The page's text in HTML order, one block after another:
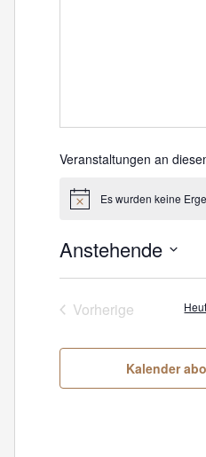
Veranstaltungen an
HinweisEs wurden keine
Anstehende
Datum
wählen.
Vorherige
Kalender